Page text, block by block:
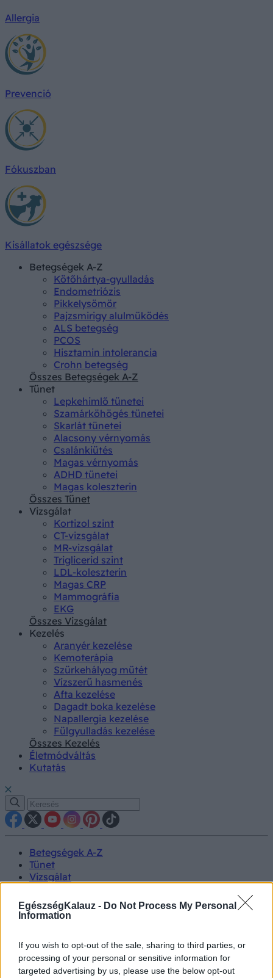
EgészségKalauz - Do Not Process My Personal
Information
If you wish to opt-out of the sale, sharing to third parties, or
processing of your personal or sensitive information for
targeted advertising by us, please use the below opt-out
Allergia
Prevenció
Fókuszban
Kisállatok egészsége
Betegségek A-Z
Kötőhártya-gyulladás
Endometriózis
Pikkelysömör
Pajzsmirigy alulműködés
ALS betegség
PCOS
Hisztamin intolerancia
Crohn betegség
Összes Betegségek A-Z
Tünet
Lepkehimlő tünetei
Szamárköhögés tünetei
Skarlát tünetei
Alacsony vérnyomás
Csalánkiütés
Magas vérnyomás
ADHD tünetei
Magas koleszterin
Összes Tünet
Vizsgálat
Kortizol szint
CT-vizsgálat
MR-vizsgálat
Triglicerid szint
LDL-koleszterin
Magas CRP
Mammográfia
EKG
Összes Vizsgálat
Kezelés
Aranyér kezelése
Kemoterápia
Szürkehályog műtét
Vízszerű hasmenés
Afta kezelése
Dagadt boka kezelése
Napallergia kezelése
Fülgyulladás kezelése
Összes Kezelés
Életmódváltás
Kutatás
Betegségek A-Z
Tünet
Vizsgálat
Életmódváltás
Kutatás
Videók
Kisállatok egészsége